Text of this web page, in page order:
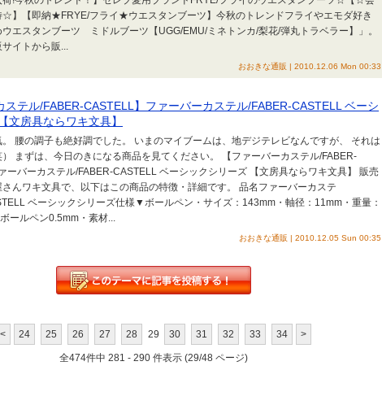
☆】【即納★FRYE/フライ★ウエスタンブーツ】今秋のトレンドフライやエモダ好き
エスタンブーツ ミドルブーツ【UGG/EMU/ミネトンカ/梨花/弾丸トラベラー】」。
イトから販...
おおきな通販 | 2010.12.06 Mon 00:33
ステル/FABER-CASTELL】ファーバーカステル/FABER-CASTELL ベーシ
文房具ならワキ文具】
腰の調子も絶好調でした。 いまのマイブームは、地デジテレビなんですが、 それは
まずは、今日のきになる商品を見てください。 【ファーバーカステル/FABER-
ーバーカステル/FABER-CASTELL ベーシックシリーズ 【文房具ならワキ文具】 販売
んワキ文具で、以下はこの商品の特徴・詳細です。 品名ファーバーカステ
ベーシックシリーズ仕様▼ボールペン・サイズ：143mm・軸径：11mm・重量：
ールペン0.5mm・素材...
おおきな通販 | 2010.12.05 Sun 00:35
< 24 25 26 27 28 29 30 31 32 33 34 >
全474件中 281 - 290 件表示 (29/48 ページ)